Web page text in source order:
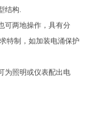
结构.
可两地操作，具有分
特制，如加装电涌保护
为照明或仪表配出电